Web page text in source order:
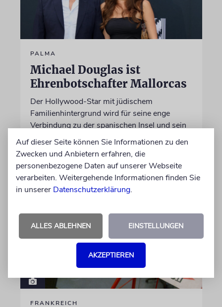
PALMA
Michael Douglas ist
Ehrenbotschafter Mallorcas
Der Hollywood-Star mit jüdischem
Familienhintergrund wird für seine enge
Verbindung zu der spanischen Insel und sein
Engagement für deren kulturelles Erbe geehrt
06.08.2026
FRANKREICH
Auf dieser Seite können Sie Informationen zu den
Zwecken und Anbietern erfahren, die
personenbezogene Daten auf unserer Webseite
verarbeiten. Weitergehende Informationen finden Sie
in unserer Datenschutzerklärung.
ALLES ABLEHNEN EINSTELLUNGEN
AKZEPTIEREN